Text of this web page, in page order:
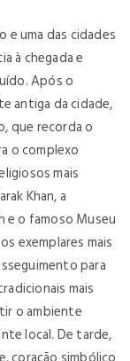
e uma das cidades
à chegada e
Após o
antiga da cidade,
que recorda o
o complexo
mais
Khan, a
e o famoso Museu
exemplares mais
para
mais
o ambiente
local. De tarde,